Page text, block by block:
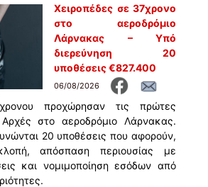
Χειροπέδες σε 37χρονο
στο αεροδρόμιο
Λάρνακας – Υπό
διερεύνηση 20
υποθέσεις €827.400
06/08/2026
προχώρησαν τις πρώτες
στο αεροδρόμιο Λάρνακας.
20 υποθέσεις που αφορούν,
απόσπαση περιουσίας με
και νομιμοποίηση εσόδων από